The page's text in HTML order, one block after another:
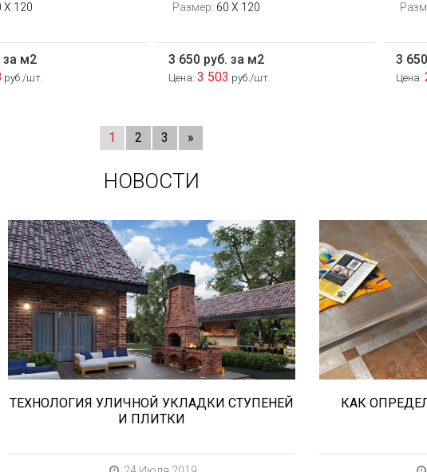
X 120
за м2
руб./шт.
Размер: 60 X 120
3 650 руб. за м2
Цена: 3 503 руб./шт.
3
Цена:
1 2 3 »
НОВОСТИ
В этой статье мы расскажем о том,
что нужно учесть при выборе и
укладке уличных облицовочных
материалов (ступени и плитка).
ТЕХНОЛОГИЯ УЛИЧНОЙ УКЛАДКИ СТУПЕНЕЙ
И ПЛИТКИ
При
важны не
ее
КАК